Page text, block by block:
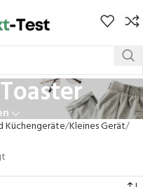
Küchengeräte Kleines Gerät